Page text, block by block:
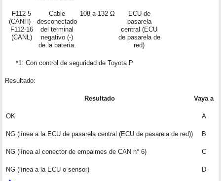
F112-5
(CANH) -
F112-16
(CANL)
Cable
desconectado
del terminal
negativo (-)
de la batería.
108 a 132 Ω
ECU de
pasarela
central (ECU
de pasarela de
red)
*1: Con control de seguridad de Toyota P
Resultado:
Resultado Vaya a
OK A
NG (línea a la ECU de pasarela central (ECU de pasarela de red)) B
NG (línea al conector de empalmes de CAN n° 6) C
NG (línea a la ECU o sensor) D